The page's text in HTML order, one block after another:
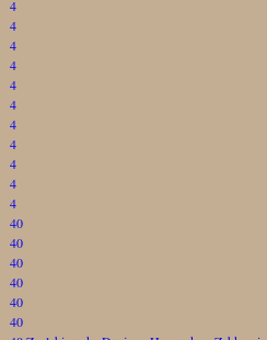
4
4
4
4
4
4
4
4
4
4
4
40
40
40
40
40
40